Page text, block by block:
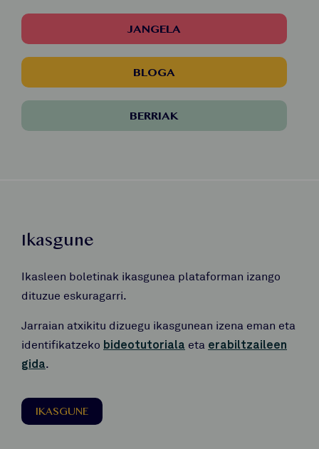
JANGELA
BLOGA
BERRIAK
Ikasgune
Ikasleen boletinak ikasgunea plataforman izango
dituzue eskuragarri.
Jarraian atxikitu dizuegu ikasgunean izena eman eta
identifikatzeko bideotutoriala eta erabiltzaileen
gida.
IKASGUNE